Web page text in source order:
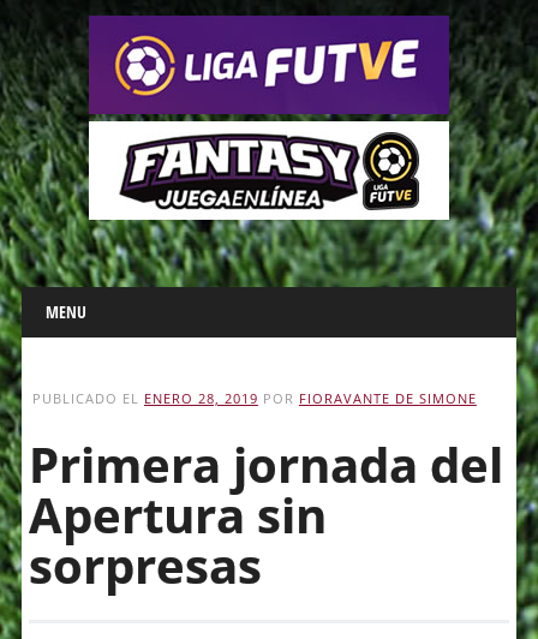
Main menu
Skip
to
content
MENU
PUBLICADO EL ENERO 28, 2019 POR FIORAVANTE DE SIMONE
Primera jornada del
Apertura sin
sorpresas